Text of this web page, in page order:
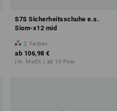
S7S Sicherheitsschuhe e.s.
Siom-x12 mid
2 Farben
ab 106,98 €
(m. MwSt.) ab 10 Paar